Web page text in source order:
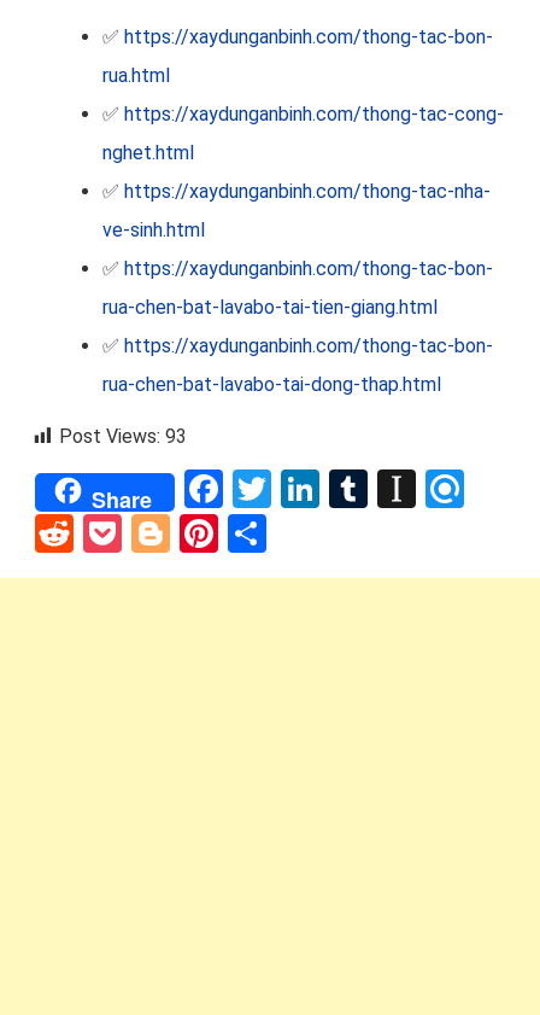
✅ https://xaydunganbinh.com/thong-tac-bon-
rua.html
✅ https://xaydunganbinh.com/thong-tac-cong-
nghet.html
✅ https://xaydunganbinh.com/thong-tac-nha-
ve-sinh.html
✅ https://xaydunganbinh.com/thong-tac-bon-
rua-chen-bat-lavabo-tai-tien-giang.html
✅ https://xaydunganbinh.com/thong-tac-bon-
rua-chen-bat-lavabo-tai-dong-thap.html
Post Views: 93
Share Facebook
TwitterLinkedIn
Tumblr
RedditPocket
BloggerPinterest